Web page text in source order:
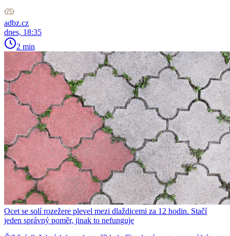
adbz.cz
dnes, 18:35
2 min
Ocet se solí rozežere plevel mezi dlaždicemi za 12 hodin. Stačí
jeden správný poměr, jinak to nefunguje